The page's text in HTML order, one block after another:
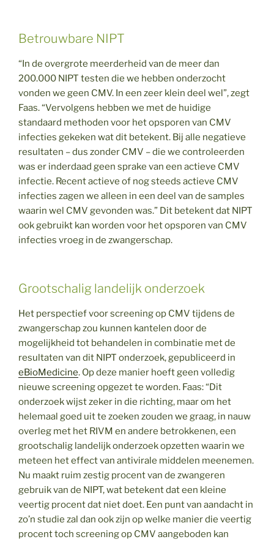
Betrouwbare NIPT
“In de overgrote meerderheid van de meer dan
200.000 NIPT testen die we hebben onderzocht
vonden we geen CMV. In een zeer klein deel wel”, zegt
Faas. “Vervolgens hebben we met de huidige
standaard methoden voor het opsporen van CMV
infecties gekeken wat dit betekent. Bij alle negatieve
resultaten – dus zonder CMV – die we controleerden
was er inderdaad geen sprake van een actieve CMV
infectie. Recent actieve of nog steeds actieve CMV
infecties zagen we alleen in een deel van de samples
waarin wel CMV gevonden was.” Dit betekent dat NIPT
ook gebruikt kan worden voor het opsporen van CMV
infecties vroeg in de zwangerschap.
Grootschalig landelijk onderzoek
Het perspectief voor screening op CMV tijdens de
zwangerschap zou kunnen kantelen door de
mogelijkheid tot behandelen in combinatie met de
resultaten van dit NIPT onderzoek, gepubliceerd in
eBioMedicine. Op deze manier hoeft geen volledig
nieuwe screening opgezet te worden. Faas: “Dit
onderzoek wijst zeker in die richting, maar om het
helemaal goed uit te zoeken zouden we graag, in nauw
overleg met het RIVM en andere betrokkenen, een
grootschalig landelijk onderzoek opzetten waarin we
meteen het effect van antivirale middelen meenemen.
Nu maakt ruim zestig procent van de zwangeren
gebruik van de NIPT, wat betekent dat een kleine
veertig procent dat niet doet. Een punt van aandacht in
zo’n studie zal dan ook zijn op welke manier die veertig
procent toch screening op CMV aangeboden kan